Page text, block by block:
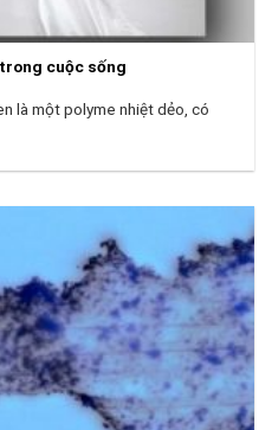
cuộc sống
là một polyme nhiệt dẻo, có